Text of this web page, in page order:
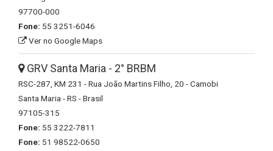
97700-000
Fone: 55 3251-6046
Ver no Google Maps
GRV Santa Maria - 2° BRBM
RSC-287, KM 231 - Rua João Martins Filho, 20 - Camobi
Santa Maria - RS - Brasil
97105-315
Fone: 55 3222-7811
Fone: 51 98522-0650